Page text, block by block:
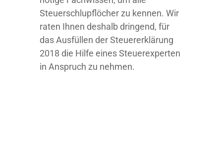
Steuerschlupflöcher zu kennen. Wir
raten Ihnen deshalb dringend, für
das Ausfüllen der Steuererklärung
2018 die Hilfe eines Steuerexperten
in Anspruch zu nehmen.